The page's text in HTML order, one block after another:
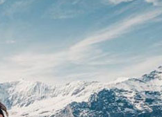
OVERSEAS
-その他海外結婚式・挙式-
OVERSEAS
-その他海外結婚式・挙式-
OVERSEAS
-その他海外フォトウェディング-